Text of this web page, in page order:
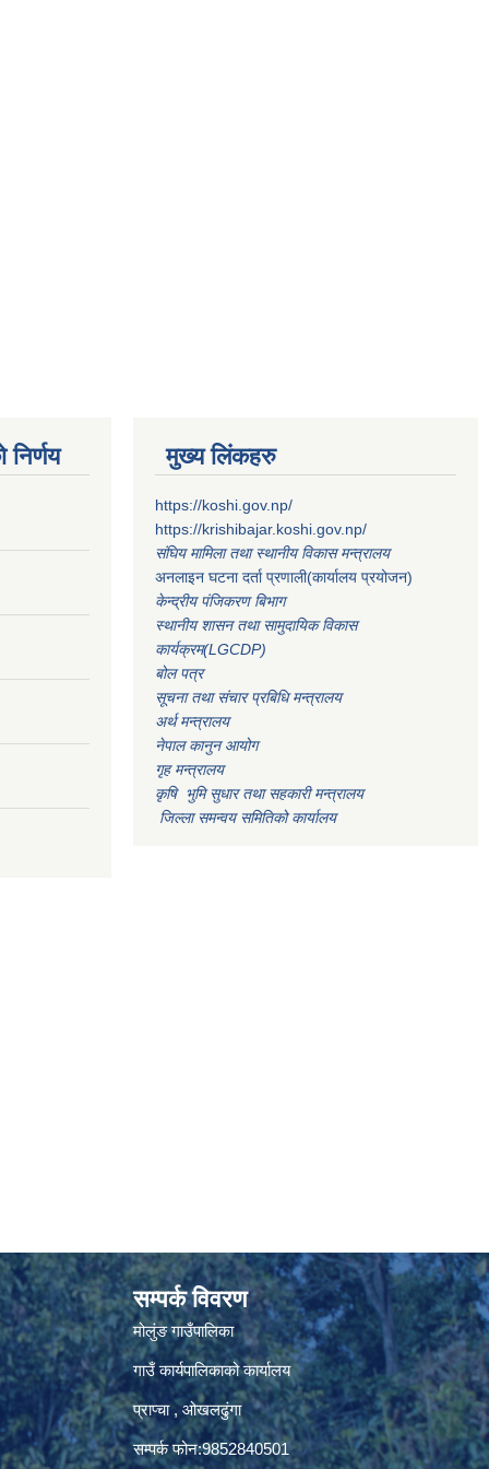
निर्णय मुख्य लिंकहरु
https://koshi.gov.np/
https://krishibajar.koshi.gov.np/
संघिय मामिला तथा स्थानीय विकास मन्त्रालय
अनलाइन घटना दर्ता प्रणाली(कार्यालय प्रयोजन)
केन्द्रीय पंजिकरण बिभाग
स्थानीय शासन तथा सामुदायिक विकास
कार्यक्रम(LGCDP)
बोल पत्र
सूचना तथा संचार प्रबिधि मन्त्रालय
अर्थ मन्त्रालय
नेपाल कानुन आयोग
गृह मन्त्रालय
कृषि भुमि सुधार तथा सहकारी मन्त्रालय
जिल्ला समन्वय समितिको कार्यालय
सम्पर्क विवरण
मोलुंङ गाउँपालिका
गाउँ कार्यपालिकाको कार्यालय
प्राप्चा , ओखलढुंगा
सम्पर्क फोन:9852840501